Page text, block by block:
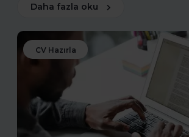
Daha fazla oku
CV Hazırla